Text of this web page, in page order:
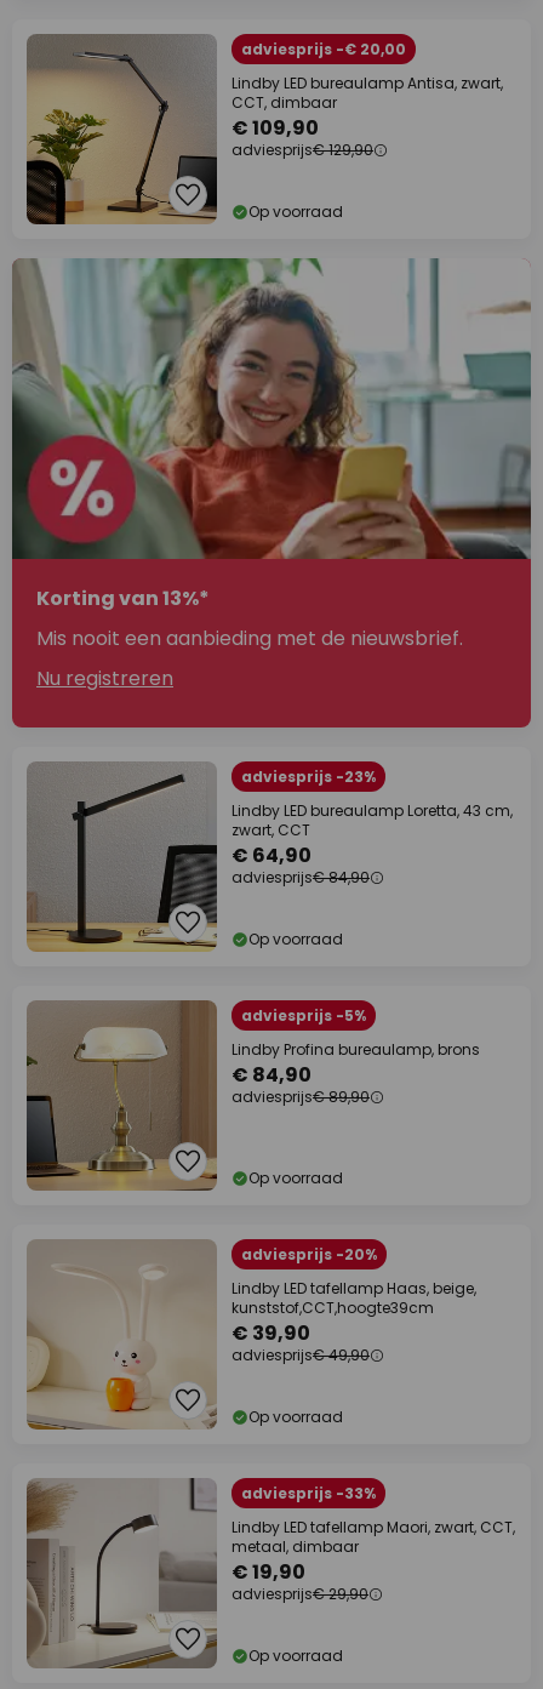
adviesprijs -€ 20,00
Lindby LED bureaulamp Antisa, zwart,
CCT, dimbaar
€ 109,90
adviesprijs€ 129,90
Op voorraad
Korting van 13%*
Mis nooit een aanbieding met de nieuwsbrief.
Nu registreren
adviesprijs -23%
Lindby LED bureaulamp Loretta, 43 cm,
zwart, CCT
€ 64,90
adviesprijs€ 84,90
Op voorraad
adviesprijs -5%
Lindby Profina bureaulamp, brons
€ 84,90
adviesprijs€ 89,90
Op voorraad
adviesprijs -20%
Lindby LED tafellamp Haas, beige,
kunststof,CCT,hoogte39cm
€ 39,90
adviesprijs€ 49,90
Op voorraad
adviesprijs -33%
Lindby LED tafellamp Maori, zwart, CCT,
metaal, dimbaar
€ 19,90
adviesprijs€ 29,90
Op voorraad